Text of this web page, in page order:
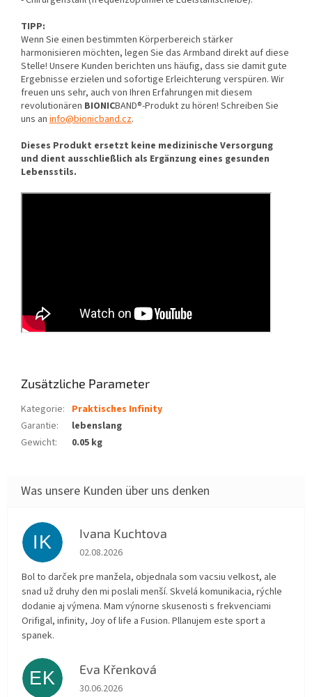
TIPP:
Wenn Sie einen bestimmten Körperbereich stärker
harmonisieren möchten, legen Sie das Armband direkt auf diese
Stelle! Unsere Kunden berichten uns häufig, dass sie damit gute
Ergebnisse erzielen und sofortige Erleichterung verspüren. Wir
freuen uns sehr, auch von Ihren Erfahrungen mit diesem
revolutionären BIONICBAND®-Produkt zu hören! Schreiben Sie
uns an info@bionicband.cz.
Dieses Produkt ersetzt keine medizinische Versorgung
und dient ausschließlich als Ergänzung eines gesunden
Lebensstils.
Zusätzliche Parameter
Kategorie: Praktisches Infinity
Garantie:
lebenslang
Gewicht: 0.05 kg
IK Ivana Kuchtova
Die Shop-Bewertung beträgt 5 von 5 Sternen.
02.08.2026
Bol to darček pre manžela, objednala som vacsiu velkost, ale
snad už druhy den mi poslali menší. Skvelá komunikacia, rýchle
dodanie aj výmena. Mam výnorne skusenosti s frekvenciami
Orifigal, infinity, Joy of life a Fusion. Pllanujem este sport a
spanek.
EK Eva Křenková
Die Shop-Bewertung beträgt 5 von 5 Sternen.
30.06.2026